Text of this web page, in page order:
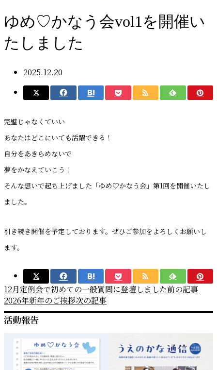
ゆめ♡かなう会vol1を開催い
たしました
2025.12.20
完璧じゃなくていい
あなたはどこにいても活躍できる！
自分をあきらめないで
夢をかなえていこう！
そんな想いで起ち上げました「ゆめ♡かなう会」第1回を開催いたし
ました。
引き続き開催を予定しております。ぜひご参加をよろしくお願いし
ます。
12月定例会で初めての一般質問に登壇しました前の記事
2026年新年のご挨拶次の記事
活動報告